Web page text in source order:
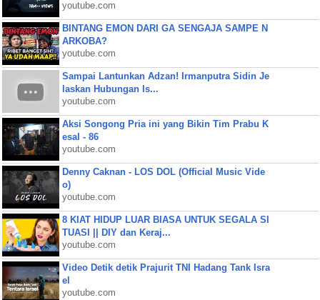
youtube.com
BINTANG EMON DARI GA SENGAJA SAMPE N
ARKOBA?
youtube.com
Sampai Lantunkan Adzan! Irmanputra Sidin Je
laskan Hubungan Is...
youtube.com
Aksi Songong Pria ini yang Bikin Tim Prabu K
esal - 86
youtube.com
Denny Caknan - LOS DOL (Official Music Vide
o)
youtube.com
8 KIAT HIDUP LUAR BIASA UNTUK SEGALA SI
TUASI || DIY dan Keraj...
youtube.com
Video Detik detik Prajurit TNI Hadang Tank Isra
el
youtube.com